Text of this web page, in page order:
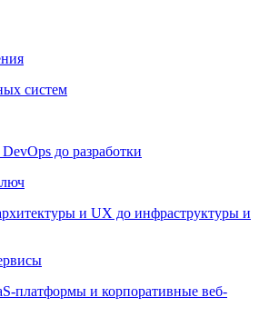
систем
до разработки
и UX до инфраструктуры и
платформы и корпоративные веб-